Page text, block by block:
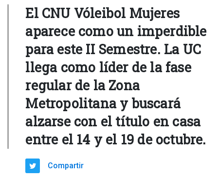
El CNU Vóleibol Mujeres
aparece como un imperdible
para este II Semestre. La UC
llega como líder de la fase
regular de la Zona
Metropolitana y buscará
alzarse con el título en casa
entre el 14 y el 19 de octubre.
Compartir